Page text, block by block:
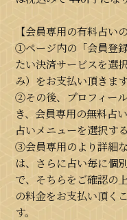
【会員専用の有料占い
①ページ内の「会員登
たい決済サービスを選
み）をお支払い頂きます
②その後、プロフィー
き、会員専用の無料占
占いメニューを選択す
③会員専用のより詳細
は、さらに占い毎に個
で、そちらをご確認の
の料金をお支払い頂く
す。